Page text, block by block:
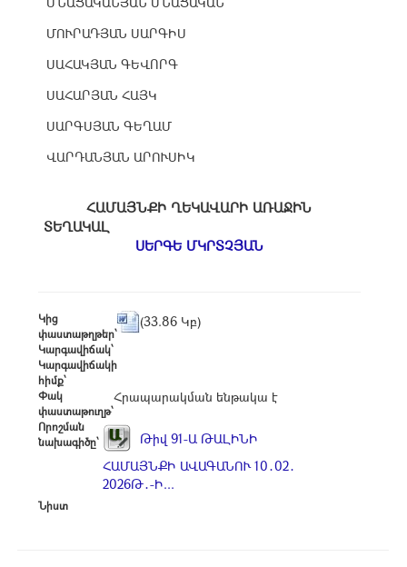
ՄՈՒՐԱԴՅԱՆ ՍԱՐԳԻՍ
ՍԱՀԱԿՅԱՆ ԳԵՎՈՐԳ
ՍԱՀԱՐՅԱՆ ՀԱՅԿ
ՍԱՐԳՍՅԱՆ ԳԵՂԱՄ
ՎԱՐԴԱՆՅԱՆ ԱՐՈՒՍԻԿ
ՀԱՄԱՅՆՔԻ ՂԵԿԱՎԱՐԻ ԱՌԱՋԻՆ
ՏԵՂԱԿԱԼ
ՍԵՐԳԵ ՄԿՐՏՉՅԱՆ
Կից
փաստաթղթեր՝
(33.86 Կբ)
Կարգավիճակ՝
Կարգավիճակի
հիմք՝
Փակ
փաստաթուղթ՝
Հրապարակման ենթակա է
Որոշման
նախագիծը՝
Թիվ 91-Ա ԹԱԼԻՆԻ
ՀԱՄԱՅՆՔԻ ԱՎԱԳԱՆՈՒ 10․02․
2026Թ․-Ի...
Նիստ